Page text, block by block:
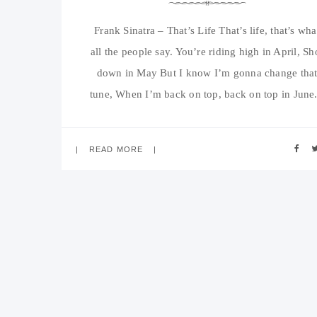
Frank Sinatra – That’s Life That’s life, that’s
all the people say. You’re riding high in April,
down in May But I know I’m gonna change that
tune, When I’m back on top, back on top in
READ MORE